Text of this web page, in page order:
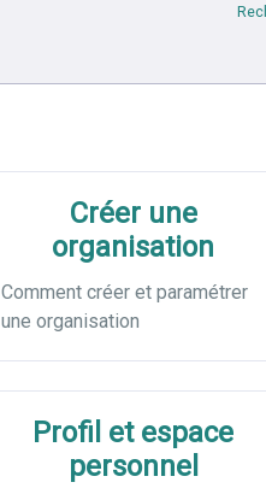
Créer une
organisation
Comment créer et paramétrer
une organisation
Profil et espace
personnel